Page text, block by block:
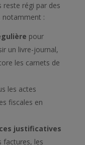
reste régi par des
notamment :
pour
un livre-journal,
les carnets de
les actes
fiscales en
justificatives
factures, les